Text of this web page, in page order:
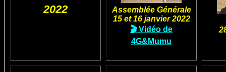
2022
Assemblée Générale
15 et 16 janvier 2022
🎬 Vidéo de
4G&Mumu